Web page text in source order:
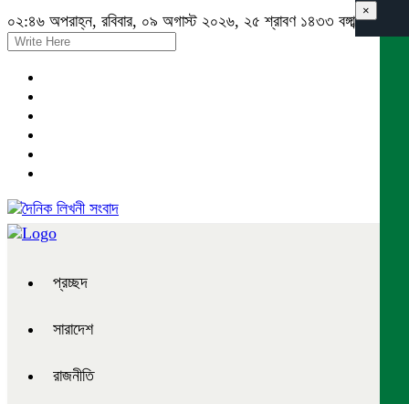
০২:৪৬ অপরাহ্ন, রবিবার, ০৯ অগাস্ট ২০২৬, ২৫ শ্রাবণ ১৪৩৩ বঙ্গাব্দ
প্রচ্ছদ
সারাদেশ
রাজনীতি
×